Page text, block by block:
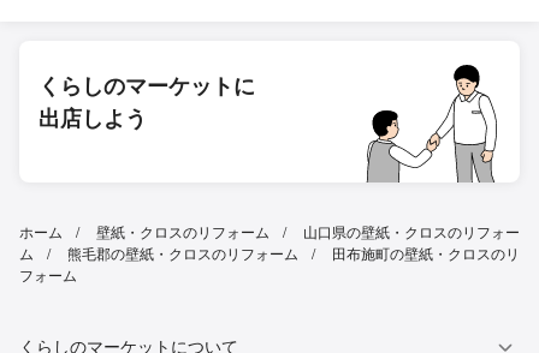
くらしのマーケットに
出店しよう
ホーム 壁紙・クロスのリフォーム
山口県の壁紙・クロスのリフォー
ム
熊毛郡の壁紙・クロスのリフォーム
田布施町の壁紙・クロスのリ
フォーム
くらしのマーケットについて